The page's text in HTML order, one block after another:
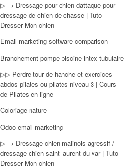
▷ → Dressage pour chien dattaque pour
dressage de chien de chasse | Tuto
Dresser Mon chien
Email marketing software comparison
Branchement pompe piscine intex tubulaire
▷▷ Perdre tour de hanche et exercices
abdos pilates ou pilates niveau 3 | Cours
de Pilates en ligne
Coloriage nature
Odoo email marketing
▷ → Dressage chien malinois agressif /
dressage chien saint laurent du var | Tuto
Dresser Mon chien